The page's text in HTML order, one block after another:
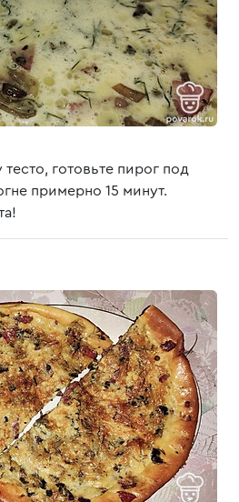
готовьте пирог под
примерно 15 минут.